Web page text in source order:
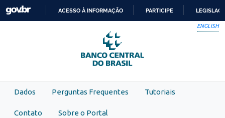
Skip to main content
PARA
O
CONTEÚDO
ACESSO À INFORMAÇÃO PARTICIPE
ENGLISH
Dados Perguntas Frequentes Tutoriais
Contato Sobre o Portal